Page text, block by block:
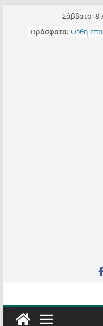
περιεχόμενο
Σάββατο, 8
Πρόσφατα: Τα